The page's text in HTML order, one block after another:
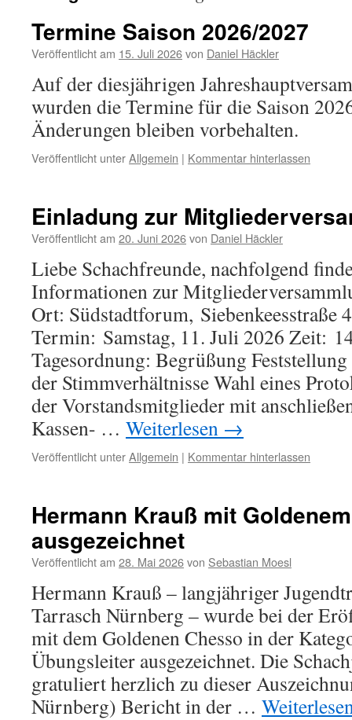
Termine Saison 2026/2027
Veröffentlicht am 15. Juli 2026von Daniel Häckler
Auf der diesjährigen
wurden die Termine für die Saison
Änderungen bleiben vorbehalten.
Veröffentlicht unterAllgemein | Kommentar hinterlassen
Einladung zur
Veröffentlicht am 20. Juni 2026von Daniel Häckler
Liebe Schachfreunde, nachfolgend
Informationen zur
Ort: Südstadtforum,
Termin: Samstag, 11. Juli 2026 Zeit:
Tagesordnung: Begrüßung
der Stimmverhältnisse Wahl eines
der Vorstandsmitglieder mit
Kassen- … Weiterlesen →
Veröffentlicht unterAllgemein | Kommentar hinterlassen
Hermann Krauß mit
ausgezeichnet
Veröffentlicht am 28. Mai 2026von Sebastian Moesl
Hermann Krauß – langjähriger
Tarrasch Nürnberg – wurde bei der
mit dem Goldenen Chesso in der
Übungsleiter ausgezeichnet. Die
gratuliert herzlich zu dieser
Nürnberg) Bericht in der …